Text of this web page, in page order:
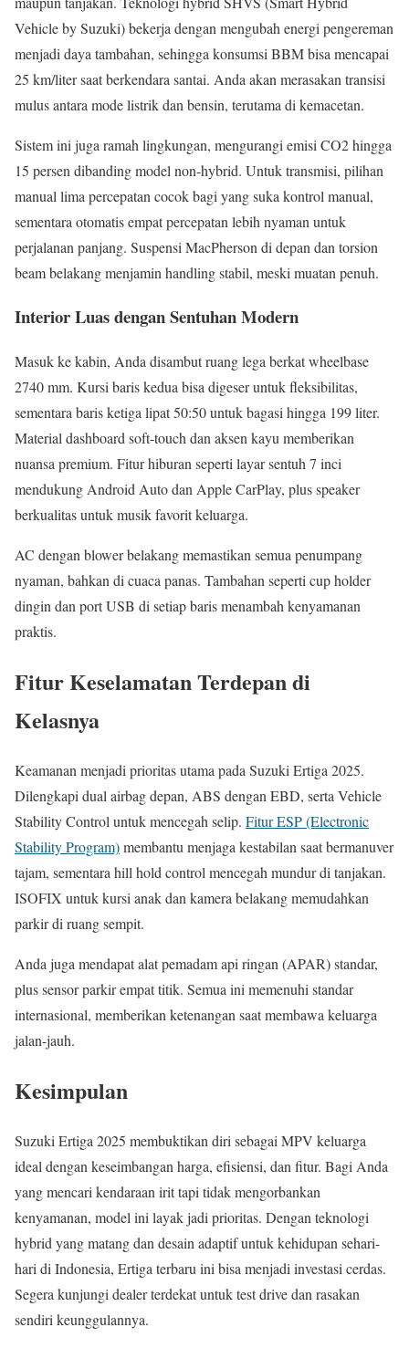
Vehicle by Suzuki) bekerja dengan mengubah energi pengereman
menjadi daya tambahan, sehingga konsumsi BBM bisa mencapai
25 km/liter saat berkendara santai. Anda akan merasakan transisi
mulus antara mode listrik dan bensin, terutama di kemacetan.
Sistem ini juga ramah lingkungan, mengurangi emisi CO2 hingga
15 persen dibanding model non-hybrid. Untuk transmisi, pilihan
manual lima percepatan cocok bagi yang suka kontrol manual,
sementara otomatis empat percepatan lebih nyaman untuk
perjalanan panjang. Suspensi MacPherson di depan dan torsion
beam belakang menjamin handling stabil, meski muatan penuh.
Interior Luas dengan Sentuhan Modern
Masuk ke kabin, Anda disambut ruang lega berkat wheelbase
2740 mm. Kursi baris kedua bisa digeser untuk fleksibilitas,
sementara baris ketiga lipat 50:50 untuk bagasi hingga 199 liter.
Material dashboard soft-touch dan aksen kayu memberikan
nuansa premium. Fitur hiburan seperti layar sentuh 7 inci
mendukung Android Auto dan Apple CarPlay, plus speaker
berkualitas untuk musik favorit keluarga.
AC dengan blower belakang memastikan semua penumpang
nyaman, bahkan di cuaca panas. Tambahan seperti cup holder
dingin dan port USB di setiap baris menambah kenyamanan
praktis.
Fitur Keselamatan Terdepan di
Kelasnya
Keamanan menjadi prioritas utama pada Suzuki Ertiga 2025.
Dilengkapi dual airbag depan, ABS dengan EBD, serta Vehicle
Stability Control untuk mencegah selip. Fitur ESP (Electronic
Stability Program)membantu menjaga kestabilan saat bermanuver
tajam, sementara hill hold control mencegah mundur di tanjakan.
ISOFIX untuk kursi anak dan kamera belakang memudahkan
parkir di ruang sempit.
Anda juga mendapat alat pemadam api ringan (APAR) standar,
plus sensor parkir empat titik. Semua ini memenuhi standar
internasional, memberikan ketenangan saat membawa keluarga
jalan-jauh.
Kesimpulan
Suzuki Ertiga 2025 membuktikan diri sebagai MPV keluarga
ideal dengan keseimbangan harga, efisiensi, dan fitur. Bagi Anda
yang mencari kendaraan irit tapi tidak mengorbankan
kenyamanan, model ini layak jadi prioritas. Dengan teknologi
hybrid yang matang dan desain adaptif untuk kehidupan sehari-
hari di Indonesia, Ertiga terbaru ini bisa menjadi investasi cerdas.
Segera kunjungi dealer terdekat untuk test drive dan rasakan
sendiri keunggulannya.